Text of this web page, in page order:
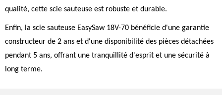
qualité, cette scie sauteuse est robuste et durable.
Enfin, la scie sauteuse EasySaw 18V-70 bénéficie d'une garantie
constructeur de 2 ans et d'une disponibilité des pièces détachées
pendant 5 ans, offrant une tranquillité d'esprit et une sécurité à
long terme.